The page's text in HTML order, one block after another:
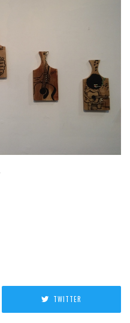
TWITTER